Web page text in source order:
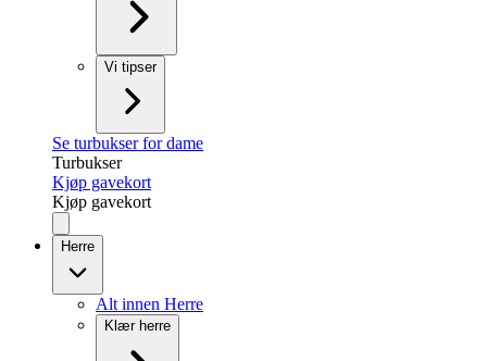
Vi tipser
Se turbukser for dame
Turbukser
Kjøp gavekort
Kjøp gavekort
Herre
Alt innen Herre
Klær herre